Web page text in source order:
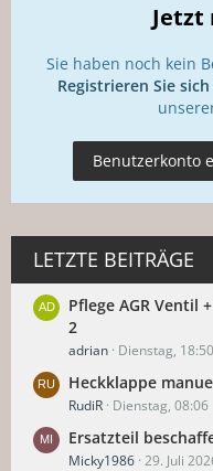
Jetzt
Sie haben noch kein
Registrieren Sie
Benutzerkonto
LETZTE BEITRÄGE
Pflege AGR Ventil
2
adrian Dienstag, 18:50
Heckklappe
RudiR Dienstag, 08:06
Ersatzteil
Micky1986 29. Juli